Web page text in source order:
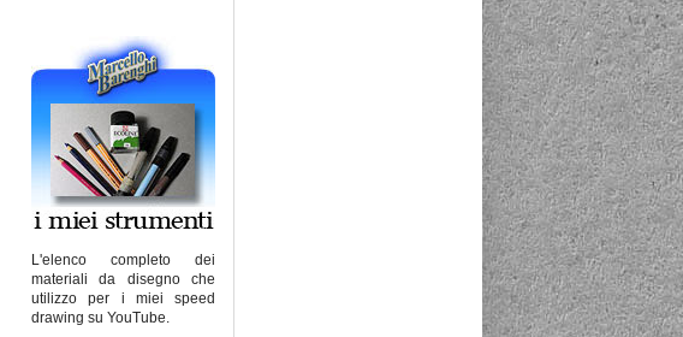
L'elenco completo dei
materiali da disegno che
utilizzo per i miei speed
drawing su YouTube.